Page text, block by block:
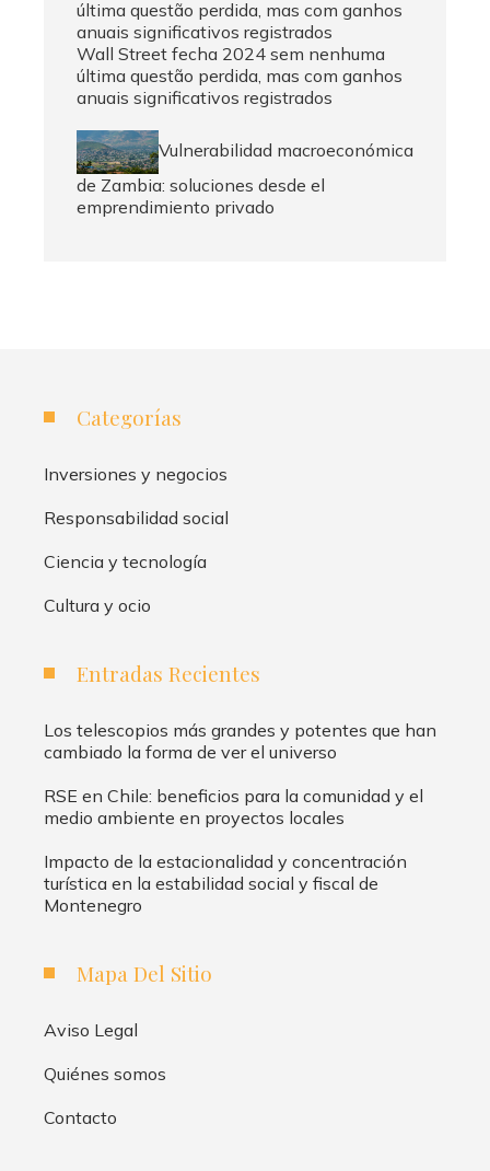
Wall Street fecha 2024 sem nenhuma
última questão perdida, mas com ganhos
anuais significativos registrados
Vulnerabilidad macroeconómica
de Zambia: soluciones desde el
emprendimiento privado
Categorías
Inversiones y negocios
Responsabilidad social
Ciencia y tecnología
Cultura y ocio
Entradas Recientes
Los telescopios más grandes y potentes que han
cambiado la forma de ver el universo
RSE en Chile: beneficios para la comunidad y el
medio ambiente en proyectos locales
Impacto de la estacionalidad y concentración
turística en la estabilidad social y fiscal de
Montenegro
Mapa Del Sitio
Aviso Legal
Quiénes somos
Contacto